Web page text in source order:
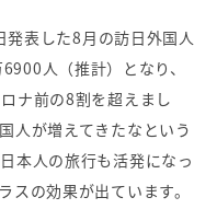
発表した8月の訪日外国人
6900人（推計）となり、
ナ前の8割を超えまし
人が増えてきたなという
本人の旅行も活発になっ
スの効果が出ています。